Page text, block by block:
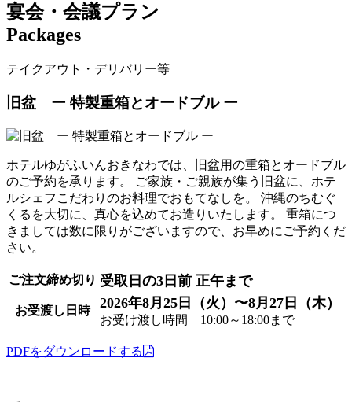
宴会・会議プラン
Packages
テイクアウト・デリバリー等
旧盆 ー 特製重箱とオードブル ー
ホテルゆがふいんおきなわでは、旧盆用の重箱とオードブル
のご予約を承ります。 ご家族・ご親族が集う旧盆に、ホテ
ルシェフこだわりのお料理でおもてなしを。 沖縄のちむぐ
くるを大切に、真心を込めてお造りいたします。 重箱につ
きましては数に限りがございますので、お早めにご予約くだ
さい。
ご注文締め切り 受取日の3日前 正午まで
お受渡し日時 2026年8月25日（火）〜8月27日（木）
お受け渡し時間 10:00～ 18:00まで
PDFをダウンロードする